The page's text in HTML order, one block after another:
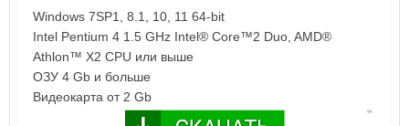
Windows 7SP1, 8.1, 10, 11 64-bit
Intel Pentium 4 1.5 GHz Intel® Core™2 Duo, AMD®
Athlon™ X2 CPU или выше
ОЗУ 4 Gb и больше
Видеокарта от 2 Gb